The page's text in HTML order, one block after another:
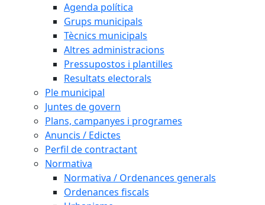
Agenda política
Grups municipals
Tècnics municipals
Altres administracions
Pressupostos i plantilles
Resultats electorals
Ple municipal
Juntes de govern
Plans, campanyes i programes
Anuncis / Edictes
Perfil de contractant
Normativa
Normativa / Ordenances generals
Ordenances fiscals